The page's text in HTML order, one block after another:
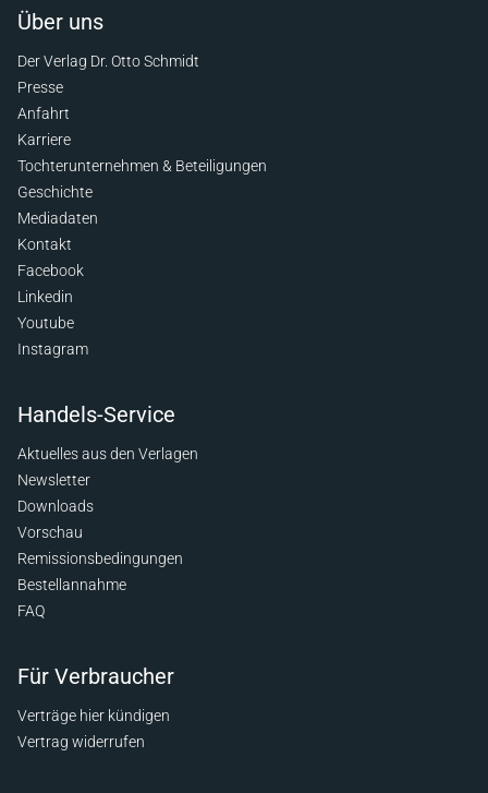
Über uns
Der Verlag Dr. Otto Schmidt
Presse
Anfahrt
Karriere
Tochterunternehmen & Beteiligungen
Geschichte
Mediadaten
Kontakt
Facebook
Linkedin
Youtube
Instagram
Handels-Service
Aktuelles aus den Verlagen
Newsletter
Downloads
Vorschau
Remissionsbedingungen
Bestellannahme
FAQ
Für Verbraucher
Verträge hier kündigen
Vertrag widerrufen